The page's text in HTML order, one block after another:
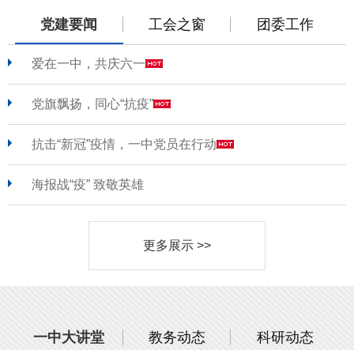
党建要闻 工会之窗 团委工作
爱在一中，共庆六一
党旗飘扬，同心“抗疫”
抗击“新冠”疫情，一中党员在行动
海报战“疫” 致敬英雄
更多展示 >>
一中大讲堂 教务动态 科研动态